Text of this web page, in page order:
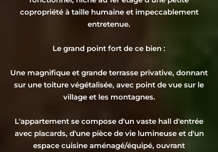
copropriété à taille humaine et impeccablement
entretenue.
​Le grand point fort de ce bien :
Une magnifique et grande terrasse privative, donnant
sur une toiture végétalisée, avec point de vue sur le
village et les montagnes.
L'appartement se compose d'un vaste hall d'entrée
avec placards, d'une pièce de vie lumineuse et d'un
espace cuisine aménagé/équipé, ouvrant